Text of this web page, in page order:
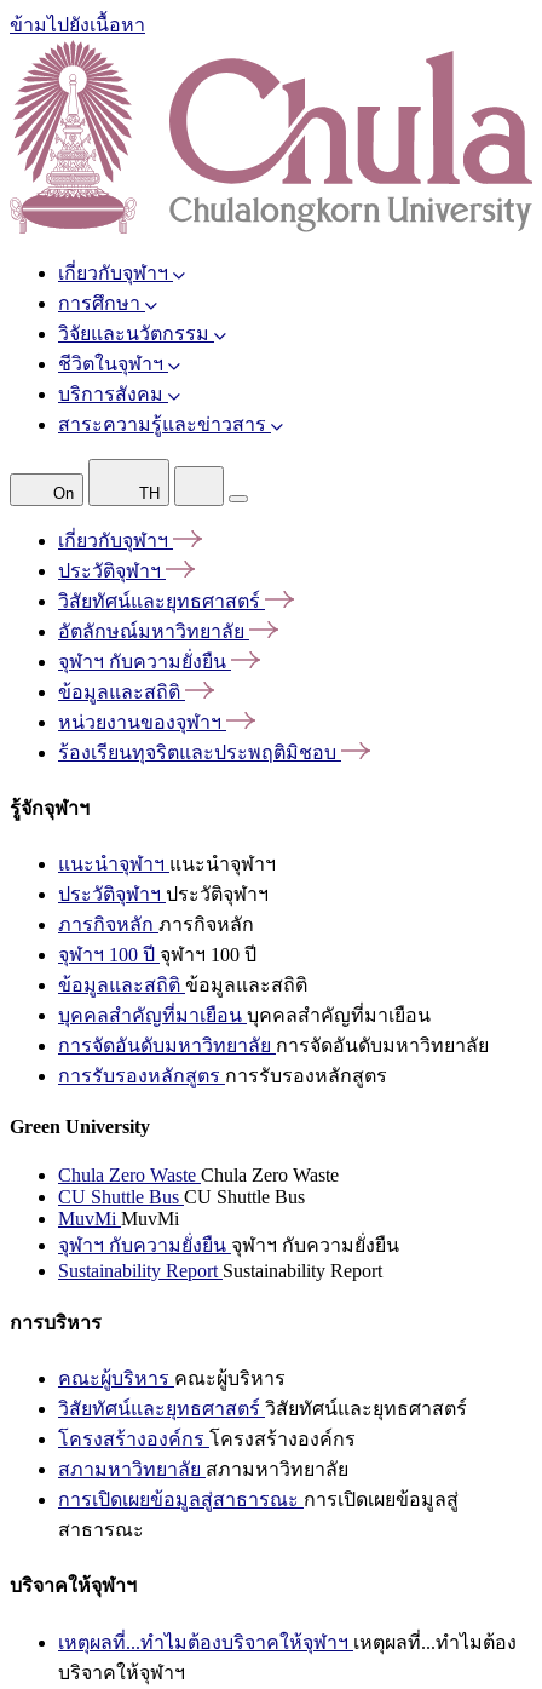
ข้ามไปยังเนื้อหา
เกี่ยวกับจุฬาฯ
การศึกษา
วิจัยและนวัตกรรม
ชีวิตในจุฬาฯ
บริการสังคม
สาระความรู้และข่าวสาร
On TH
เกี่ยวกับจุฬาฯ
ประวัติจุฬาฯ
วิสัยทัศน์และยุทธศาสตร์
อัตลักษณ์มหาวิทยาลัย
จุฬาฯ กับความยั่งยืน
ข้อมูลและสถิติ
หน่วยงานของจุฬาฯ
ร้องเรียนทุจริตและประพฤติมิชอบ
รู้จักจุฬาฯ
แนะนำจุฬาฯ แนะนำจุฬาฯ
ประวัติจุฬาฯ ประวัติจุฬาฯ
ภารกิจหลัก ภารกิจหลัก
จุฬาฯ 100 ปี จุฬาฯ 100 ปี
ข้อมูลและสถิติ ข้อมูลและสถิติ
บุคคลสำคัญที่มาเยือน บุคคลสำคัญที่มาเยือน
การจัดอันดับมหาวิทยาลัย การจัดอันดับมหาวิทยาลัย
การรับรองหลักสูตร การรับรองหลักสูตร
Green University
Chula Zero Waste Chula Zero Waste
CU Shuttle Bus CU Shuttle Bus
MuvMi MuvMi
จุฬาฯ กับความยั่งยืน จุฬาฯ กับความยั่งยืน
Sustainability Report Sustainability Report
การบริหาร
คณะผู้บริหาร คณะผู้บริหาร
วิสัยทัศน์และยุทธศาสตร์ วิสัยทัศน์และยุทธศาสตร์
โครงสร้างองค์กร โครงสร้างองค์กร
สภามหาวิทยาลัย สภามหาวิทยาลัย
การเปิดเผยข้อมูลสู่สาธารณะ การเปิดเผยข้อมูลสู่
สาธารณะ
บริจาคให้จุฬาฯ
เหตุผลที่...ทำไมต้องบริจาคให้จุฬาฯ เหตุผลที่...ทำไมต้อง
บริจาคให้จุฬาฯ